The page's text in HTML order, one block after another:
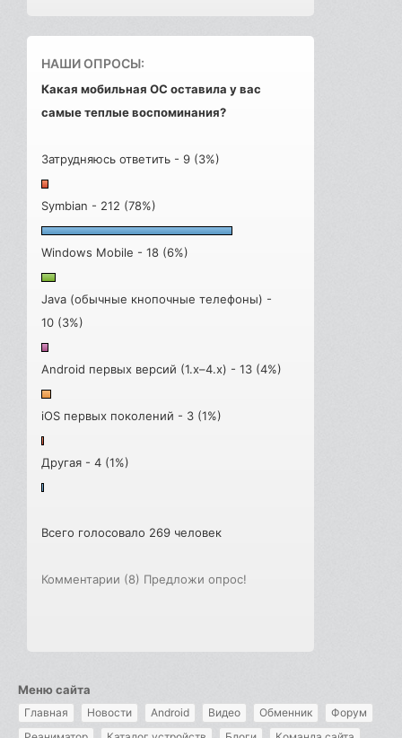
НАШИ ОПРОСЫ:
Какая мобильная ОС оставила у вас
самые теплые воспоминания?
Затрудняюсь ответить - 9 (3%)
Symbian - 212 (78%)
Windows Mobile - 18 (6%)
Java (обычные кнопочные телефоны) -
10 (3%)
Android первых версий (1.x–4.x) - 13 (4%)
iOS первых поколений - 3 (1%)
Другая - 4 (1%)
Всего голосовало 269 человек
Комментарии (8) Предложи опрос!
Меню сайта
Главная Новости Android Видео Обменник
Форум